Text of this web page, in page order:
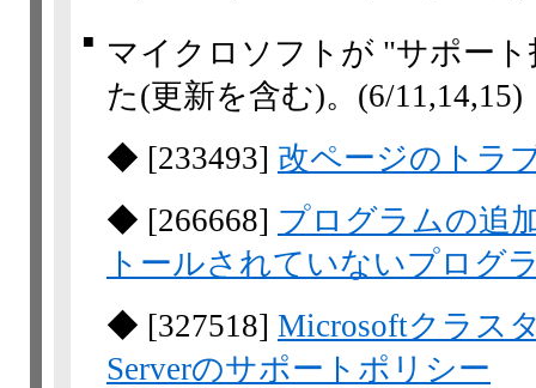
■
マイクロソフトが "サポー
た(更新を含む)。 (6/11,​14,​15)
◆ [233493] 改ページのトラ
◆ [266668] プログラムの追
トールされていないプログ
◆ [327518] Microsoftクラス
Serverのサポートポリシー